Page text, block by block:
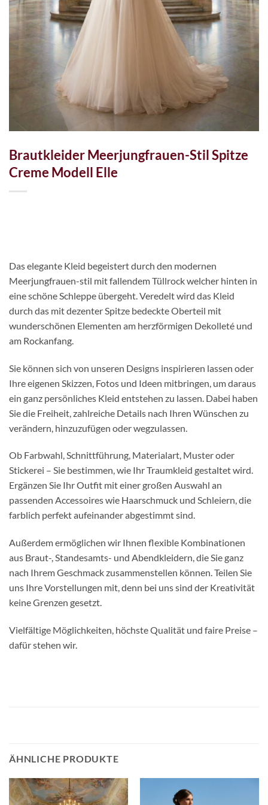
Brautkleider Meerjungfrauen-Stil Spitze
Creme Modell Elle
Das elegante Kleid begeistert durch den modernen
Meerjungfrauen-stil mit fallendem Tüllrock welcher hinten in
eine schöne Schleppe übergeht. Veredelt wird das Kleid
durch das mit dezenter Spitze bedeckte Oberteil mit
wunderschönen Elementen am herzförmigen Dekolleté und
am Rockanfang.
Sie können sich von unseren Designs inspirieren lassen oder
Ihre eigenen Skizzen, Fotos und Ideen mitbringen, um daraus
ein ganz persönliches Kleid entstehen zu lassen. Dabei haben
Sie die Freiheit, zahlreiche Details nach Ihren Wünschen zu
verändern, hinzuzufügen oder wegzulassen.
Ob Farbwahl, Schnittführung, Materialart, Muster oder
Stickerei – Sie bestimmen, wie Ihr Traumkleid gestaltet wird.
Ergänzen Sie Ihr Outfit mit einer großen Auswahl an
passenden Accessoires wie Haarschmuck und Schleiern, die
farblich perfekt aufeinander abgestimmt sind.
Außerdem ermöglichen wir Ihnen flexible Kombinationen
aus Braut-, Standesamts- und Abendkleidern, die Sie ganz
nach Ihrem Geschmack zusammenstellen können. Teilen Sie
uns Ihre Vorstellungen mit, denn bei uns sind der Kreativität
keine Grenzen gesetzt.
Vielfältige Möglichkeiten, höchste Qualität und faire Preise –
dafür stehen wir.
ÄHNLICHE PRODUKTE